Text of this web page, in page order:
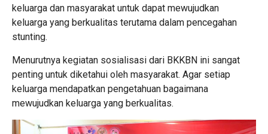
keluarga dan masyarakat untuk dapat mewujudkan
keluarga yang berkualitas terutama dalam pencegahan
stunting.
Menurutnya kegiatan sosialisasi dari BKKBN ini sangat
penting untuk diketahui oleh masyarakat. Agar setiap
keluarga mendapatkan pengetahuan bagaimana
mewujudkan keluarga yang berkualitas.